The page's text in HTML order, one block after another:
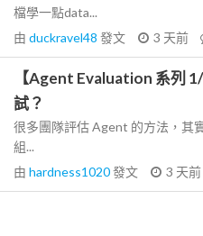
檔學一點data...
由 duckravel48 發文 3 天前
【Agent Evaluation 系列
試？
很多團隊評估 Agent 的方法，其
組...
由 hardness1020發文 3 天前